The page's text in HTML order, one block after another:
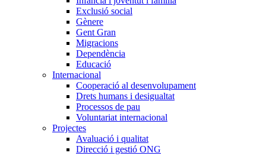
Exclusió social
Gènere
Gent Gran
Migracions
Dependència
Educació
Internacional
Cooperació al desenvolupament
Drets humans i desigualtat
Processos de pau
Voluntariat internacional
Projectes
Avaluació i qualitat
Direcció i gestió ONG